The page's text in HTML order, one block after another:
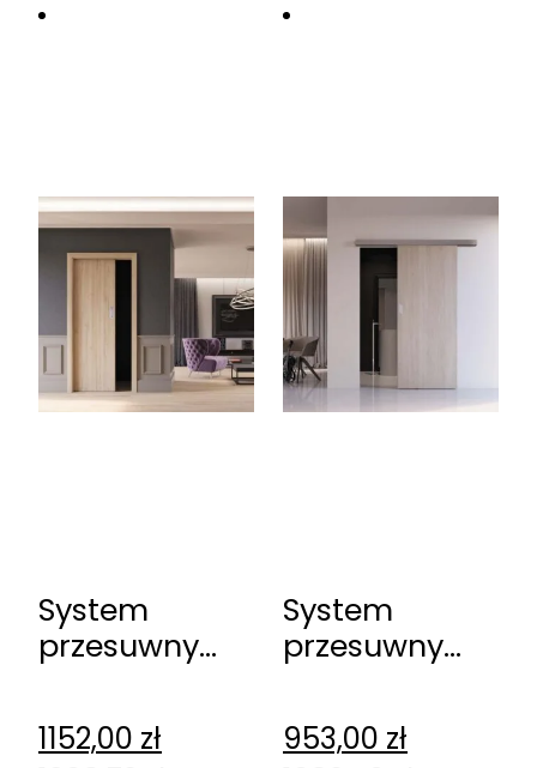
System
przesuwny
ościeżnicowy
1152,00 zł
System
przesuwny
naścienny
Spazio CD
953,00 zł